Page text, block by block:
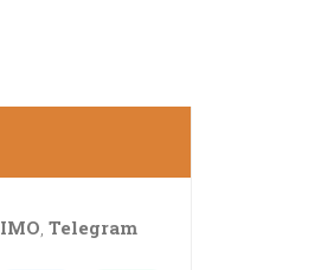
IMO Telegram